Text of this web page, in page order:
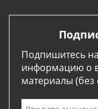
Подпишитесь
информацию о
материалы (без